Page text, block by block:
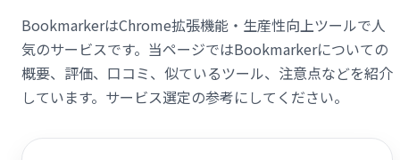
BookmarkerはChrome拡張機能・生産性向上ツールで人
気のサービスです。当ページではBookmarkerについての
概要、評価、口コミ、似ているツール、注意点などを紹介
しています。サービス選定の参考にしてください。